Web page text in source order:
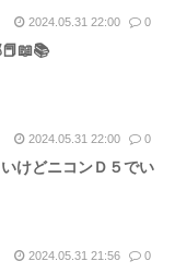
2024.05.31 22:00 0
2024.05.31 22:00 0
けどニコンＤ５でい
2024.05.31 21:56 0